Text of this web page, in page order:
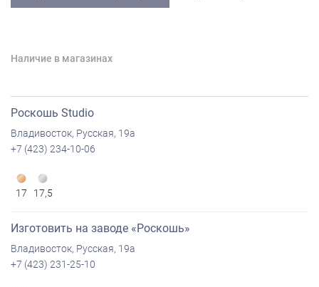
Наличие в магазинах
Роскошь Studio
Владивосток, Русская, 19а
+7 (423) 234-10-06
17 17,5
Изготовить на заводе «Роскошь»
Владивосток, Русская, 19а
+7 (423) 231-25-10